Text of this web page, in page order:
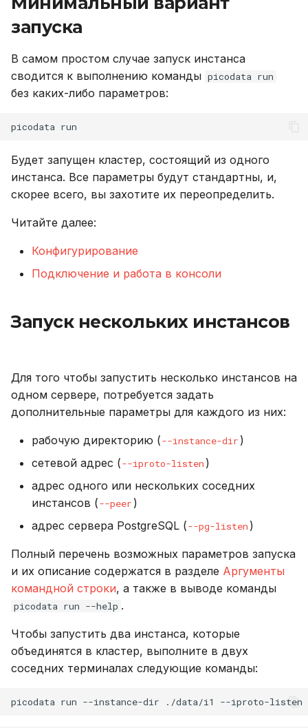
и
я
п
с
к
а
версионирования
Резервное копирование
Управление доступом
Аутентификация с
SSL
аудита
сайзингу
Устранение неполадок
Именование объектов
Параметризованные
Тестовые таблицы
Команды
Переменные,
используемые в роли
Ansible
Справочник метрик
Описание системных
таблиц
Интерфейс RPC API
многозадачность
Механизм плагинов
Внешний модуль аудита
запуска
В самом простом случае запуск инстанса
сводится к выполнению команды picodata run
без каких-либо параметров:
picodata
Будет запущен кластер, состоящий из одного
инстанса. Все параметры будут стандартны, и,
скорее всего, вы захотите их переопределить.
Читайте далее:
Конфигурирование
Подключение и работа в консоли
Запуск нескольких инстансов
Для того чтобы запустить несколько инстансов на
одном сервере, потребуется задать
дополнительные параметры для каждого из них:
рабочую директорию (--instance-dir )
сетевой адрес (--iproto-listen )
адрес одного или нескольких соседних
инстансов (--peer )
адрес сервера PostgreSQL (--pg-listen )
Полный перечень возможных параметров запуска
и их описание содержатся в разделе Аргументы
командной строки, а также в выводе команды
picodata run --help .
Чтобы запустить два инстанса, которые
объединятся в кластер, выполните в двух
соседних терминалах следующие команды:
picodata run --instance-dir ./data/i1 --iproto-listen